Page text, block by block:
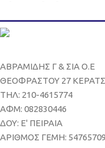
ΑΒΡΑΜΙΔΗΣ Γ & ΣΙΑ Ο.Ε
ΘΕΟΦΡΑΣΤΟΥ 27
ΤΗΛ: 210-4615774
ΑΦΜ: 082830446
ΔΟΥ: Ε' ΠΕΙΡΑΙΑ
ΑΡΙΘΜΟΣ ΓΕΜΗ: